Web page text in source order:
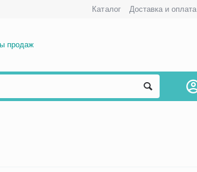
Каталог Доставка и оплата
продаж